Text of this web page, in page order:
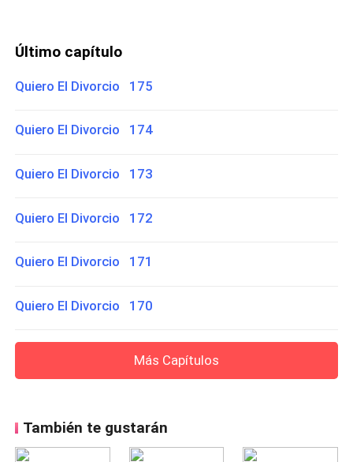
Último capítulo
Quiero El Divorcio 175
Quiero El Divorcio 174
Quiero El Divorcio 173
Quiero El Divorcio 172
Quiero El Divorcio 171
Quiero El Divorcio 170
Más Capítulos
También te gustarán